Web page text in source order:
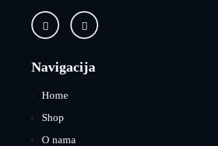
Navigacija
Home
Shop
O nama